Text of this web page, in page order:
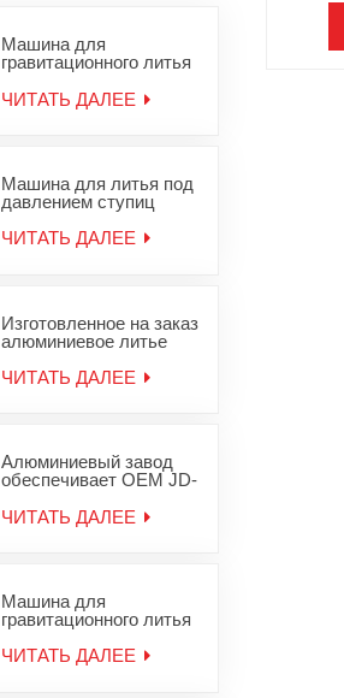
Машина для
гравитационного литья
алюминиевых слитков
для цинковых
ЧИТАТЬ ДАЛЕЕ
Машина для литья под
давлением ступиц
сплава
ЧИТАТЬ ДАЛЕЕ
Изготовленное на заказ
алюминиевое литье
оборудование для
ЧИТАТЬ ДАЛЕЕ
Алюминиевый завод
обеспечивает OEM JD-
гравитационного литья
деталей для литья под
ЧИТАТЬ ДАЛЕЕ
Машина для
гравитационного литья
алюминиевой головки
ЧИТАТЬ ДАЛЕЕ